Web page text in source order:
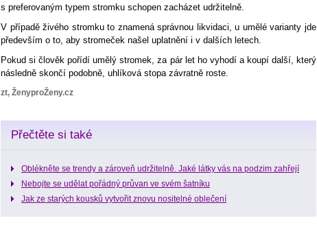
s preferovaným typem stromku schopen zacházet udržitelně.
V případě živého stromku to znamená správnou likvidaci, u umělé varianty jde
především o to, aby stromeček našel uplatnění i v dalších letech.
Pokud si člověk pořídí umělý stromek, za pár let ho vyhodí a koupí další, který
následně skončí podobně, uhlíková stopa závratně roste.
zt, ŽenyproŽeny.cz
Přečtěte si také
Oblékněte se trendy a zároveň udržitelně. Jaké látky vás na podzim zahřejí
Nebojte se udělat pořádný průvan ve svém šatníku
Jak ze starých kousků vytvořit znovu nositelné oblečení